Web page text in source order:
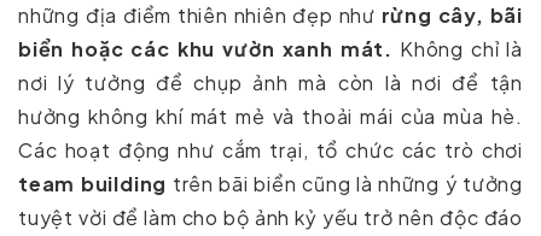
những địa điểm thiên nhiên đẹp như rừng cây, bãi
biển hoặc các khu vườn xanh mát. Không chỉ là
nơi lý tưởng để chụp ảnh mà còn là nơi để tận
hưởng không khí mát mẻ và thoải mái của mùa hè.
Các hoạt động như cắm trại, tổ chức các trò chơi
team building trên bãi biển cũng là những ý tưởng
tuyệt vời để làm cho bộ ảnh kỷ yếu trở nên độc đáo